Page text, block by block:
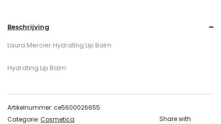
Beschrijving
Laura Mercier Hydrating Lip Balm
Hydrating Lip Balm
Artikelnummer: ce5600026655
Categorie: Cosmetica
Share with